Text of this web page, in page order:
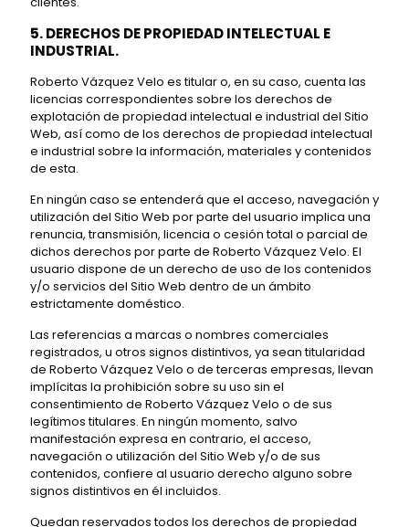
5. DERECHOS DE PROPIEDAD INTELECTUAL E
INDUSTRIAL.
Roberto Vázquez Velo es titular o, en su caso, cuenta las
licencias correspondientes sobre los derechos de
explotación de propiedad intelectual e industrial del Sitio
Web, así como de los derechos de propiedad intelectual
e industrial sobre la información, materiales y contenidos
de esta.
En ningún caso se entenderá que el acceso, navegación y
utilización del Sitio Web por parte del usuario implica una
renuncia, transmisión, licencia o cesión total o parcial de
dichos derechos por parte de Roberto Vázquez Velo. El
usuario dispone de un derecho de uso de los contenidos
y/o servicios del Sitio Web dentro de un ámbito
estrictamente doméstico.
Las referencias a marcas o nombres comerciales
registrados, u otros signos distintivos, ya sean titularidad
de Roberto Vázquez Velo o de terceras empresas, llevan
implícitas la prohibición sobre su uso sin el
consentimiento de Roberto Vázquez Velo o de sus
legítimos titulares. En ningún momento, salvo
manifestación expresa en contrario, el acceso,
navegación o utilización del Sitio Web y/o de sus
contenidos, confiere al usuario derecho alguno sobre
signos distintivos en él incluidos.
Quedan reservados todos los derechos de propiedad